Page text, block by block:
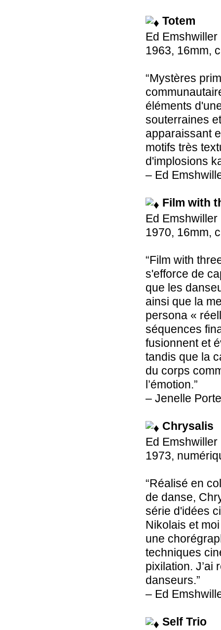
Totem
Ed Emshwiller
1963, 16mm,
“Mystères
éléments
souterraines
apparaissant
motifs très
d'implosions
– Ed
Film with
Ed Emshwiller
1970, 16mm,
“Film with
s'efforce de
que les
ainsi que la
persona «
séquences
fusionnent et
tandis que la
du corps
l’émotion.”
– Jenelle
Chrysalis
Ed Emshwiller
1973,
“Réalisé en
de danse,
série d'idées
Nikolais et
une
techniques
pixilation. J’ai
danseurs.”
– Ed
Self Trio